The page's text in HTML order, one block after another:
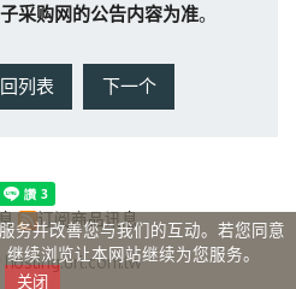
采购网的公告内容为准。
回列表 下一个
订阅商品讯息
务并改善您与我们的互动。若您同意
续浏览让本网站继续为您服务。